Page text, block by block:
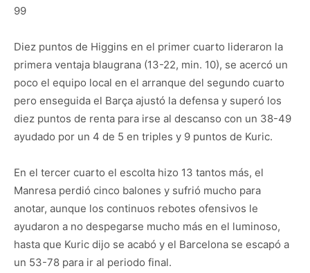
99
Diez puntos de Higgins en el primer cuarto lideraron la
primera ventaja blaugrana (13-22, min. 10), se acercó un
poco el equipo local en el arranque del segundo cuarto
pero enseguida el Barça ajustó la defensa y superó los
diez puntos de renta para irse al descanso con un 38-49
ayudado por un 4 de 5 en triples y 9 puntos de Kuric.
En el tercer cuarto el escolta hizo 13 tantos más, el
Manresa perdió cinco balones y sufrió mucho para
anotar, aunque los continuos rebotes ofensivos le
ayudaron a no despegarse mucho más en el luminoso,
hasta que Kuric dijo se acabó y el Barcelona se escapó a
un 53-78 para ir al periodo final.